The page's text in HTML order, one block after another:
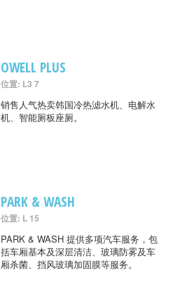
OWELL PLUS
位置: L3 7
销售人气热卖韩国冷热滤水机、电解水
机、智能厕板座厕。
PARK & WASH
位置: L 15
PARK & WASH 提供多项汽车服务，包
括车厢基本及深层清洁、玻璃防雾及车
厢杀菌、挡风玻璃加固膜等服务。